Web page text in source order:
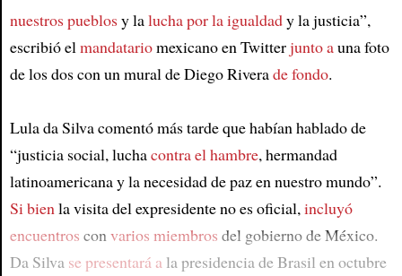
Article
nuestros pueblosy lalucha por la igualdady la justicia”,
escribió el mandatariomexicano en Twitterjunto auna foto
de los dos con un mural de Diego Riverade fondo.
Lula da Silva comentó más tarde que habían hablado de
“justicia social, luchacontra el hambre, hermandad
latinoamericana y la necesidad de paz en nuestro mundo”.
Si bien la visita del expresidente no es oficial, incluyó
encuentros con varios miembros del gobierno de México.
Da Silva se presentará a la presidencia de Brasil en octubre